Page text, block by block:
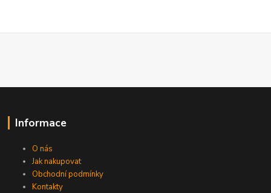
Informace
O nás
Jak nakupovat
Obchodní podmínky
Kontakty